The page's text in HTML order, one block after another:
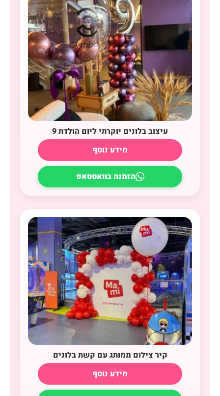
עיצוב בלונים יוקרתי ליום הולדת 9
מידע נוסף
הזמנה בוואטסאפ
קיר צילום ממותג עם קשת בלונים
מידע נוסף